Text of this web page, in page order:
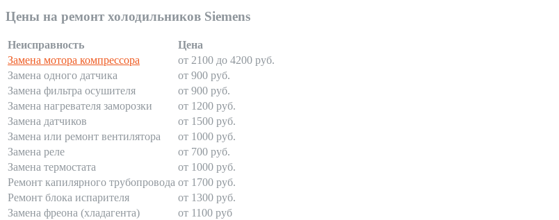
Цены на ремонт холодильников Siemens
Неисправность
Цена
Замена мотора компрессора
от 2100 до 4200 руб.
Замена одного датчика
от 900 руб.
Замена фильтра осушителя
от 900 руб.
Замена нагревателя заморозки
от 1200 руб.
Замена датчиков
от 1500 руб.
Замена или ремонт вентилятора
от 1000 руб.
Замена реле
от 700 руб.
Замена термостата
от 1000 руб.
Ремонт капилярного трубопровода от 1700 руб.
Ремонт блока испарителя
от 1300 руб.
Замена фреона (хладагента)
от 1100 руб